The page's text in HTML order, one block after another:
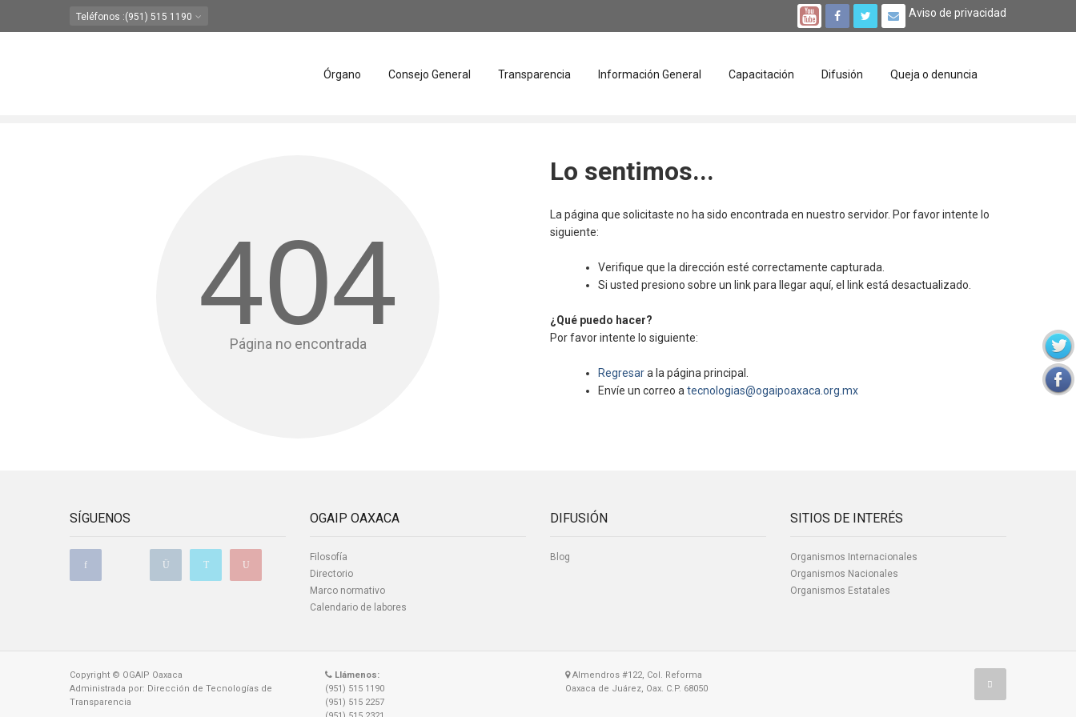
Teléfonos :(951) 515 1190 Aviso de privacidad
Órgano Consejo General Transparencia Información General Capacitación Difusión Queja o denuncia
404
Página no encontrada
Lo sentimos...
La página que solicitaste no ha sido encontrada en nuestro servidor. Por favor intente lo
siguiente:
Verifique que la dirección esté correctamente capturada.
Si usted presiono sobre un link para llegar aquí, el link está desactualizado.
¿Qué puedo hacer?
Por favor intente lo siguiente:
Regresara la página principal.
Envíe un correo a tecnologias@ogaipoaxaca.org.mx
SÍGUENOS OGAIP OAXACA
Filosofía
Directorio
Marco normativo
Calendario de labores
DIFUSIÓN
Blog
SITIOS DE INTERÉS
Organismos Internacionales
Organismos Nacionales
Organismos Estatales
Copyright © OGAIP Oaxaca
Administrada por: Dirección de Tecnologías de
Transparencia
Llámenos:
(951) 515 1190
(951) 515 2257
Almendros #122, Col. Reforma
Oaxaca de Juárez, Oax. C.P. 68050